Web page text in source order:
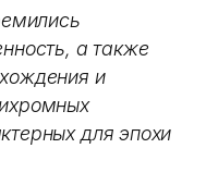
а также
и
для эпохи